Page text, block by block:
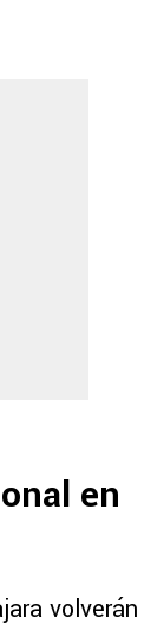
en
volverán